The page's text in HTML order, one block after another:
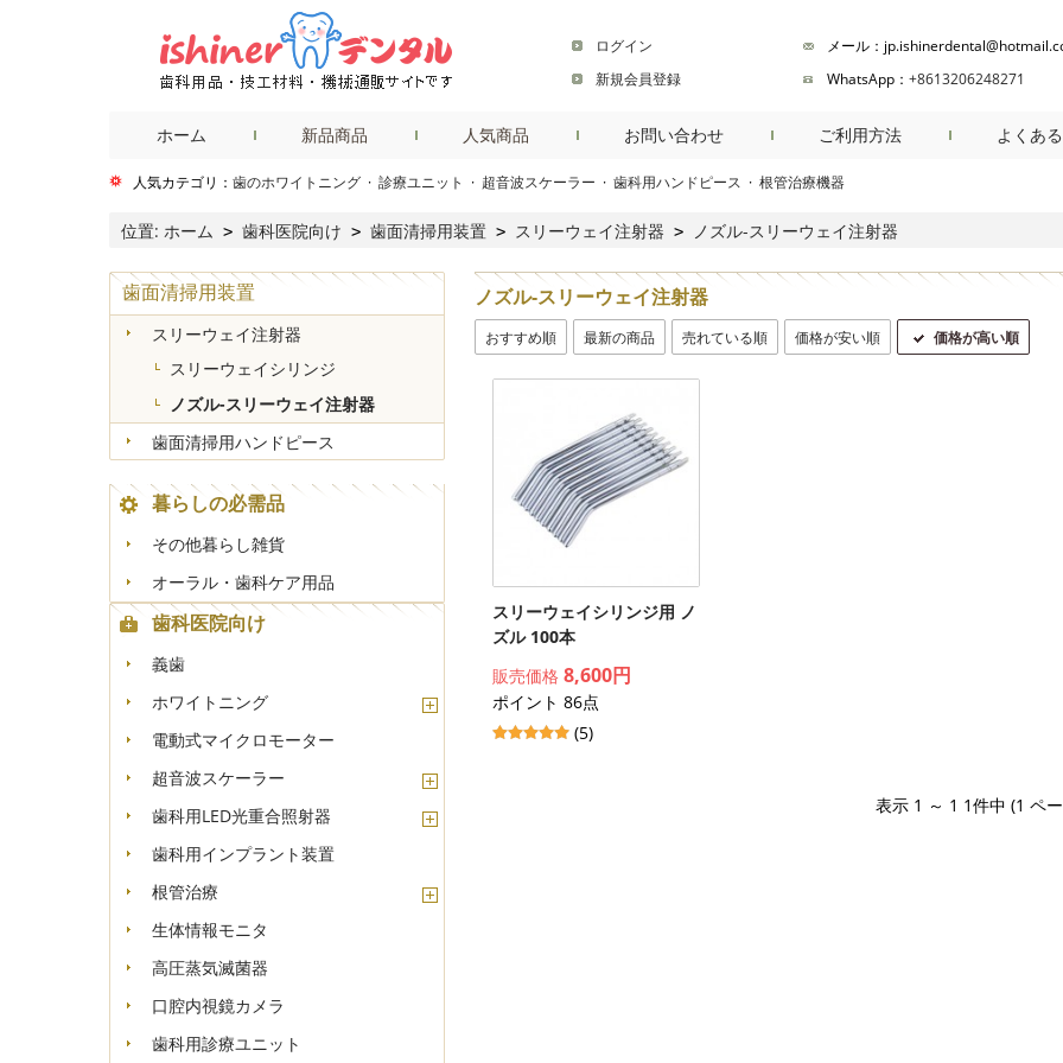
ログイン
新規会員登録
メール：
WhatsApp： +8613206248271
ホーム 新品商品 人気商品 お問い合わせ ご利用方法 よくあ
人気カテゴリ： 歯のホワイトニング · 診療ユニット · 超音波スケーラー · 歯科用ハンドピース · 根管治療機器商品検索
位置: ホーム > 歯科医院向け > 歯面清掃用装置 > スリーウェイ注射器 > ノズル-スリーウェイ注射器
ノズル-スリーウェイ注射器
おすすめ順 最新の商品 売れている順 価格が安い順 価格が高い順
スリーウェイシリンジ用 ノ
ズル 100本
販売価格 8,600円
ポイント 86点
(5)
表示 1 ～ 1 1件中 (1 ペ
歯面清掃用装置
スリーウェイ注射器
スリーウェイシリンジ
ノズル-スリーウェイ注射器
歯面清掃用ハンドピース
暮らしの必需品
その他暮らし雑貨
オーラル・歯科ケア用品
歯科医院向け
義歯
ホワイトニング
電動式マイクロモーター
超音波スケーラー
歯科用LED光重合照射器
歯科用インプラント装置
根管治療
生体情報モニタ
高圧蒸気滅菌器
口腔内視鏡カメラ
歯科用診療ユニット